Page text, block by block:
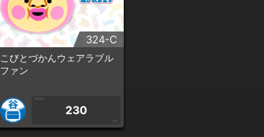
324-C
こびとづかんウェアラブル
ファン
1PLAY
230
CP